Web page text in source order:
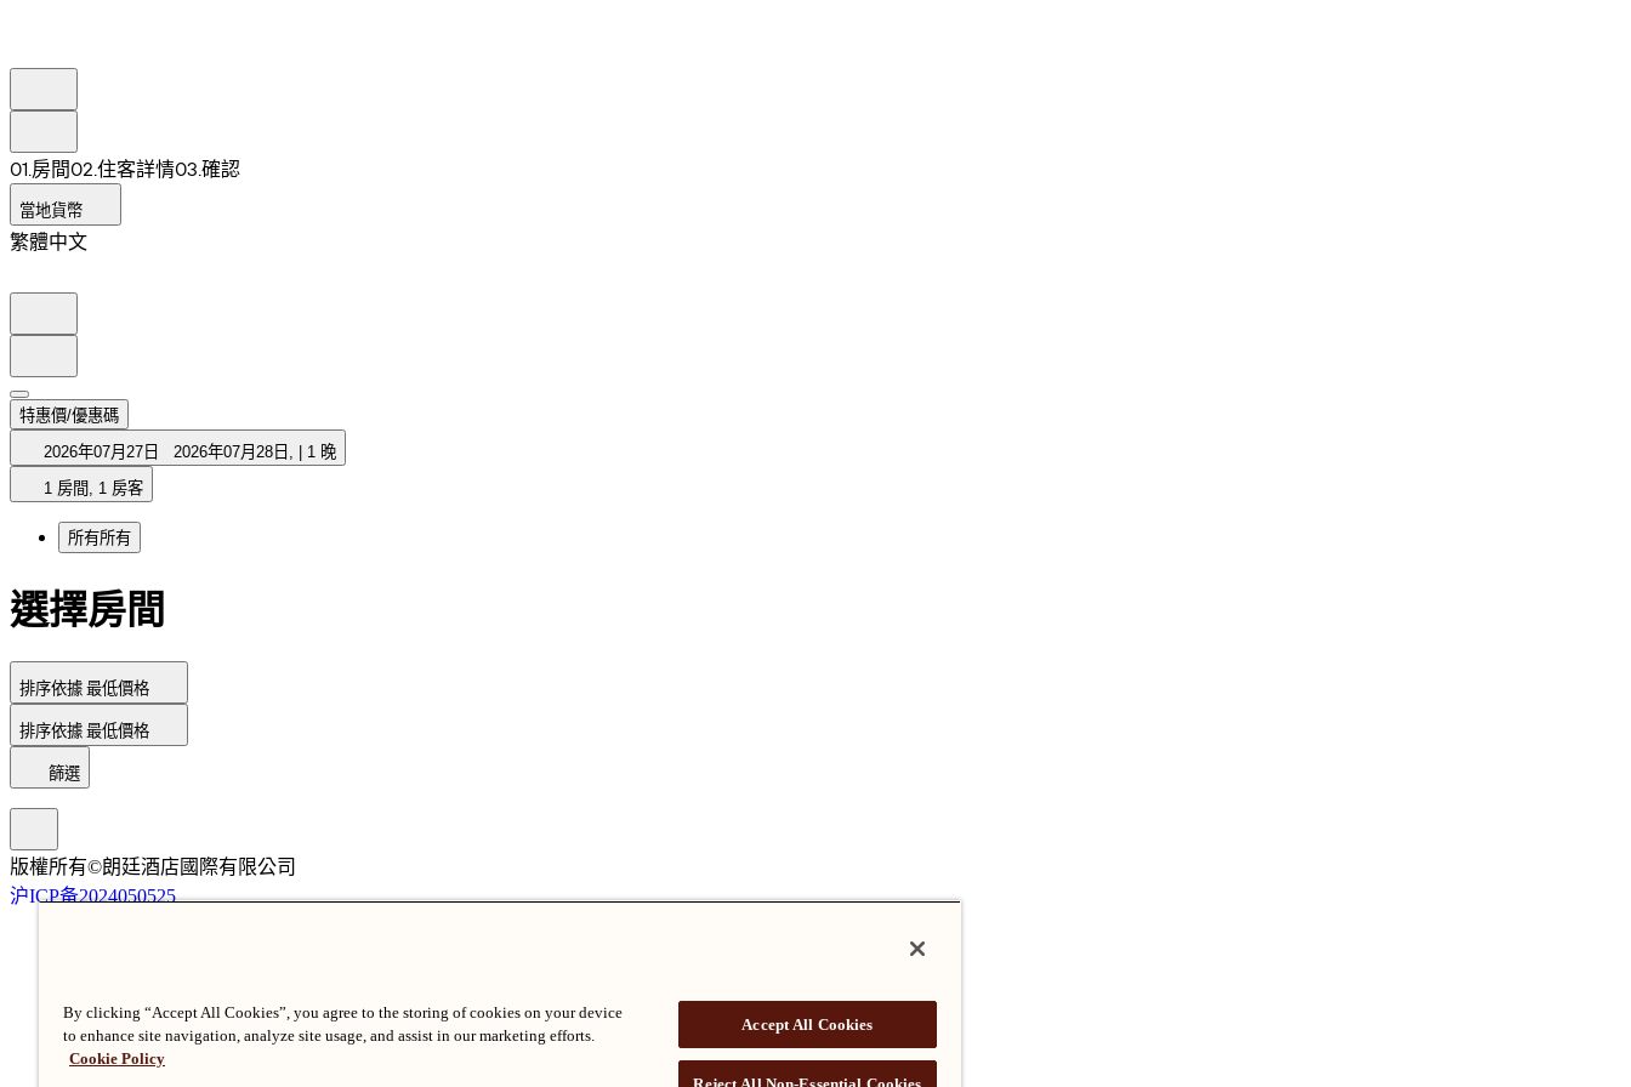
01.房間02.住客詳情03.確認
當地貨幣
繁體中文
特惠價/優惠碼
2026年07月27日
2026年07月28日 ,
1 晚
1 房間, 1 房客
所有所有
選擇房間
排序依據最低價格
排序依據最低價格
篩選
版權所有©朗廷酒店國際有限公司
沪ICP备2024050525
By clicking “Accept All Cookies”, you agree to the storing of cookies on your device
to enhance site navigation, analyze site usage, and assist in our marketing efforts.
Cookie Policy
Accept All Cookies